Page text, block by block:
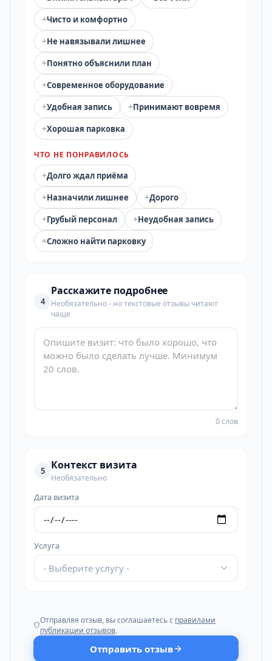
+Чисто и комфортно
+Не навязывали лишнее
+Понятно объяснили план
+Современное оборудование
+Удобная запись +Принимают вовремя
+Хорошая парковка
ЧТО НЕ ПОНРАВИЛОСЬ
+Долго ждал приёма
+Назначили лишнее +Дорого
+Грубый персонал +Неудобная запись
+Сложно найти парковку
4
Расскажите подробнее
Необязательно - но текстовые отзывы читают
чаще
0 слов
5 Контекст визита
Необязательно
Дата визита
Услуга
- Выберите услугу -
Отправляя отзыв, вы соглашаетесь с правилами
публикации отзывов.
Отправить отзыв